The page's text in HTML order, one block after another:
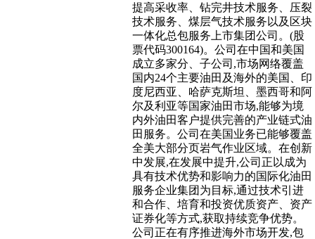
提高采收率、钻完井技术服务、压裂
技术服务、煤层气技术服务以及区块
一体化总包服务上市集团公司。(股
票代码300164)。公司在中国和美国
成立多家分、子公司,市场网络覆盖
国内24个主要油田及海外的美国、印
度尼西亚、哈萨克斯坦、墨西哥和阿
尔及利亚等国家油田市场,能够为境
内外油田客户提供完善的产业链式油
田服务。公司在美国业务已能够覆盖
全美大部分页岩气作业区域。在创新
中发展,在发展中提升,公司正以成为
具有技术优势和影响力的国际化油田
服务企业集团为目标,通过技术引进
和合作、培育和投资优质资产、资产
证券化等方式,获取持续竞争优势。
公司正在有序推进海外市场开发,包